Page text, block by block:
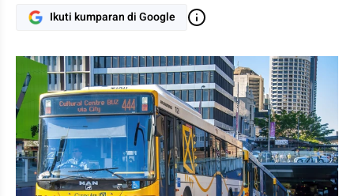
Ikuti kumparan di Google